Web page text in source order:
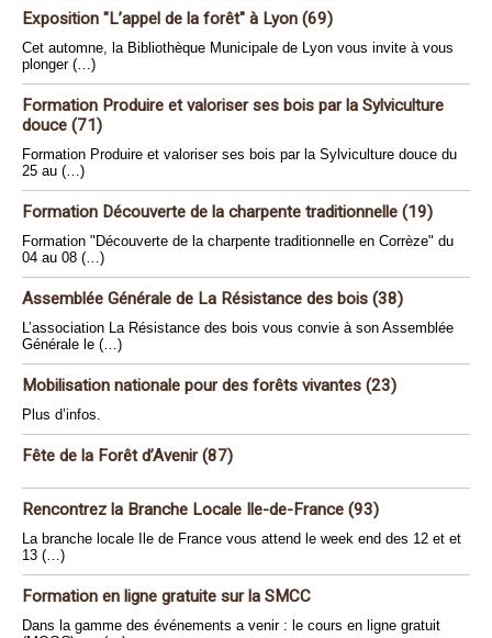
Exposition "L’appel de la forêt" à Lyon (69)
Cet automne, la Bibliothèque Municipale de Lyon vous invite à vous
plonger (…)
Formation Produire et valoriser ses bois par la Sylviculture
douce (71)
Formation Produire et valoriser ses bois par la Sylviculture douce du
25 au (…)
Formation Découverte de la charpente traditionnelle (19)
Formation "Découverte de la charpente traditionnelle en Corrèze" du
04 au 08 (…)
Assemblée Générale de La Résistance des bois (38)
L’association La Résistance des bois vous convie à son Assemblée
Générale le (…)
Mobilisation nationale pour des forêts vivantes (23)
Plus d’infos.
Fête de la Forêt d’Avenir (87)
Rencontrez la Branche Locale Ile-de-France (93)
La branche locale Ile de France vous attend le week end des 12 et et
13 (…)
Formation en ligne gratuite sur la SMCC
Dans la gamme des événements a venir : le cours en ligne gratuit